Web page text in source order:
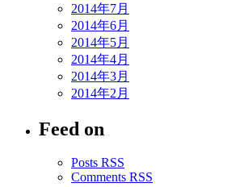
2014年7月
2014年6月
2014年5月
2014年4月
2014年3月
2014年2月
Feed on
Posts RSS
Comments RSS